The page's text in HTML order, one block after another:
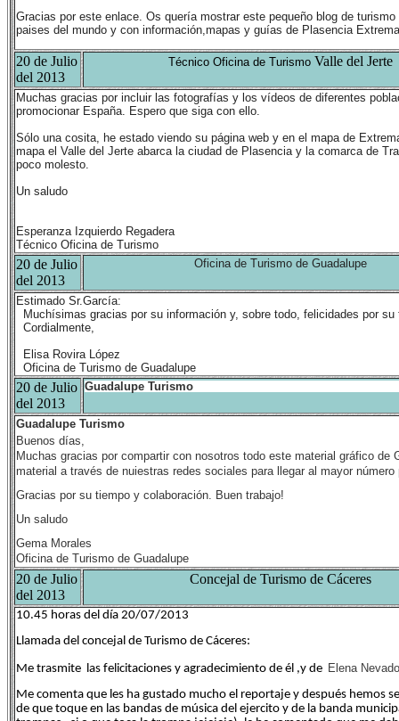
Gracias por este enlace. Os quería mostrar este pequeño blog de
paises del mundo y con información,mapas y guías de Plasencia
20 de Julio
del 2013
Técnico Oficina de TurismoValle del Jerte
Muchas gracias por incluir las fotografías y los vídeos de diferentes
promocionar España. Espero que siga con ello.
Sólo una cosita, he estado viendo su página web y en el mapa de
mapa el Valle del Jerte abarca la ciudad de Plasencia y la comarca de
poco molesto.
Un saludo
Esperanza Izquierdo Regadera
Técnico Oficina de Turismo
20 de Julio
del 2013
Oficina de Turismo de Guadalupe
Estimado Sr.García:
Muchísimas gracias por su información y, sobre todo, felicidades por su
Cordialmente,
Elisa Rovira López
Oficina de Turismo de Guadalupe
20 de Julio
del 2013
Guadalupe Turismo
Guadalupe Turismo
Buenos días,
Muchas gracias por compartir con nosotros todo este material gráfico
material a través de nuiestras redes sociales para llegar al mayor
Gracias por su tiempo y colaboración. Buen trabajo!
Un saludo
Gema Morales
Oficina de Turismo de Guadalupe
20 de Julio
del 2013
Concejal de Turismo de Cáceres
10.45 horas del día 20/07/2013
Llamada del concejal de Turismo de Cáceres:
Me trasmite las felicitaciones y agradecimiento de él ,y de Elena
Me comenta que les ha gustado mucho el reportaje y después hemos
de que toque en las bandas de música del ejercito y de la banda